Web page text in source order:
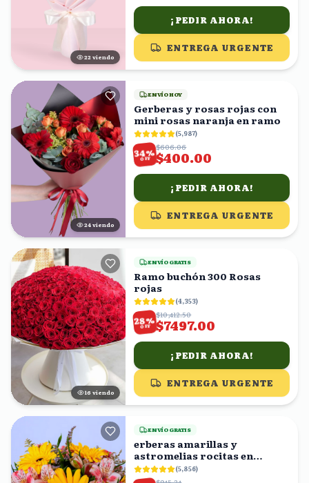
23 viendo
¡PEDIR AHORA!
ENTREGA URGENTE
24 viendo
ENVÍO HOY
Gerberas y rosas rojas con
mini rosas naranja en ramo
(5,987)
34%
OFF
$606.06
$400.00
¡PEDIR AHORA!
ENTREGA URGENTE
16 viendo
ENVÍO GRATIS
Ramo buchón 300 Rosas
rojas
(4,353)
28%
OFF
$10,412.50
$7497.00
¡PEDIR AHORA!
ENTREGA URGENTE
ENVÍO GRATIS
erberas amarillas y
astromelias rocitas en
florero (5,856)